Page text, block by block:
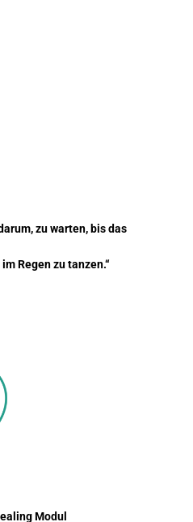
zu warten, bis das
Regen zu tanzen.“
Modul